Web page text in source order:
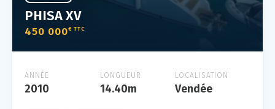
PHISA XV
450 000€ TTC
ANNÉE
2010
LONGUEUR
14.40m
LOCALISATION
Vendée